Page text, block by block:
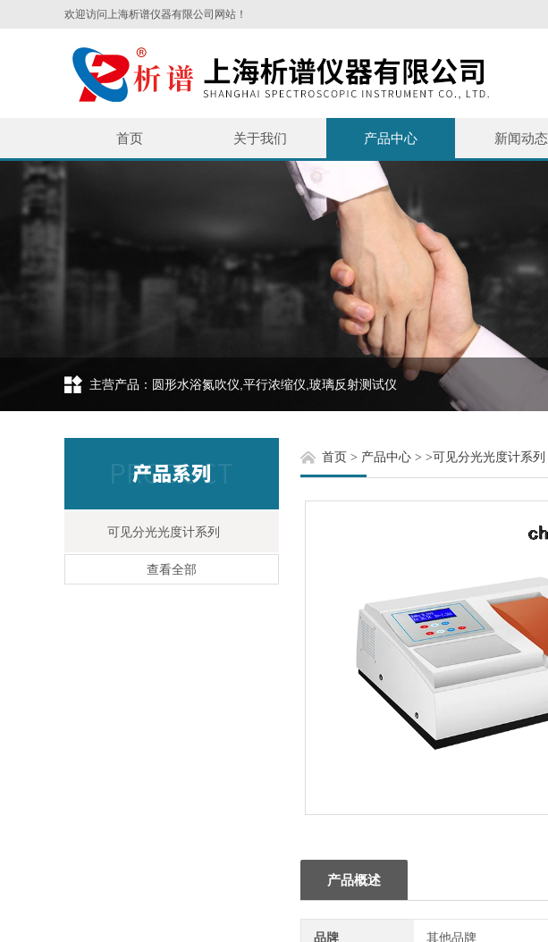
欢迎访问上海析谱仪器有限公司网站！
首页 关于我们 产品中心 新闻动态
主营产品：圆形水浴氮吹仪,平行浓缩仪,玻璃反射测试仪
可见分光光度计系列
查看全部
首页 > 产品中心 > >可见分光光度计系列
产品概述
品牌 其他品牌